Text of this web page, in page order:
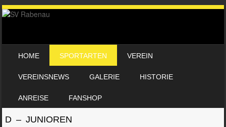
MENU
HOME SPORTARTEN VEREIN
VEREINSNEWS GALERIE HISTORIE
ANREISE FANSHOP
D – JUNIOREN